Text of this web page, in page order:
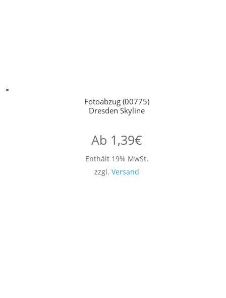
Fotoabzug (00775)
Dresden Skyline
Ab 1,39€
Enthält 19% MwSt.
zzgl. Versand